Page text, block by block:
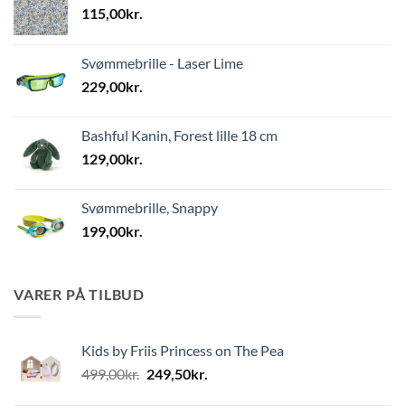
115,00kr.
Svømmebrille - Laser Lime
229,00kr.
Bashful Kanin, Forest lille 18 cm
129,00kr.
Svømmebrille, Snappy
199,00kr.
VARER PÅ TILBUD
Kids by Friis Princess on The Pea
499,00kr. Den
249,50kr.